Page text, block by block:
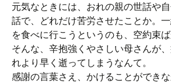
元気なときには、おれの親の世話や
話で、どれだけ苦労させたことか。
を食べに行こうというのも、空約束ば
そんな、辛抱強くやさしい母さんが
れより早く逝ってしまうなんて。
感謝の言葉さえ、かけることができ